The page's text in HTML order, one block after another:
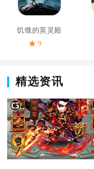
饥饿的英灵殿
9
精选资讯